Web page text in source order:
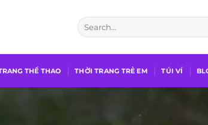
THỂ THAO THỜI TRANG TRẺ EM TÚI VÍ